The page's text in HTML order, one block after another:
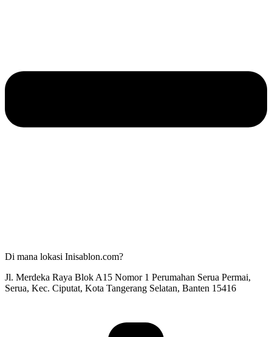
Di mana lokasi Inisablon.com?
Jl. Merdeka Raya Blok A15 Nomor 1 Perumahan Serua Permai,
Serua, Kec. Ciputat, Kota Tangerang Selatan, Banten 15416